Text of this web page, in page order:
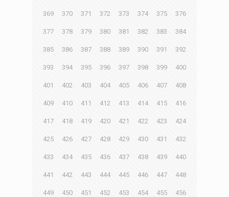
369 370 371 372 373 374 375 376
377 378 379 380 381 382 383 384
385 386 387 388 389 390 391 392
393 394 395 396 397 398 399 400
401 402 403 404 405 406 407 408
409 410 411 412 413 414 415 416
417 418 419 420 421 422 423 424
425 426 427 428 429 430 431 432
433 434 435 436 437 438 439 440
441 442 443 444 445 446 447 448
449 450 451 452 453 454 455 456